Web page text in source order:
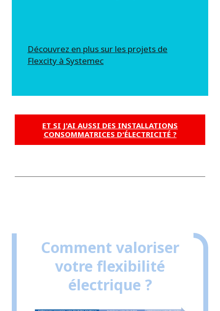
Découvrez en plus sur les projets de
Flexcity à Systemec
ET SI J'AI AUSSI DES INSTALLATIONS
CONSOMMATRICES D'ÉLECTRICITÉ ?
Comment valoriser
votre flexibilité
électrique ?